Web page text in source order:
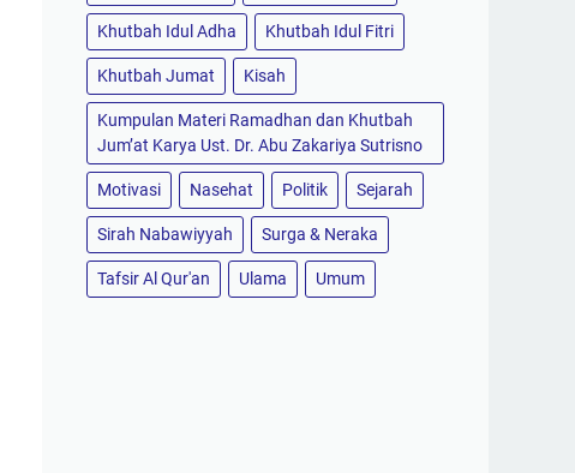
Khutbah Idul Adha Khutbah Idul Fitri
Khutbah Jumat Kisah
Kumpulan Materi Ramadhan dan Khutbah
Jum’at Karya Ust. Dr. Abu Zakariya Sutrisno
Motivasi Nasehat Politik Sejarah
Sirah Nabawiyyah Surga & Neraka
Tafsir Al Qur'an Ulama Umum